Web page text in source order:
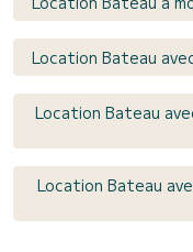
Location Bateau
Location Bateau
Location Bateau